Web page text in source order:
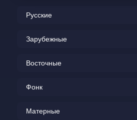
Холодными руками
Что расскажут в принципе.
Русские
Зарубежные
Восточные
Фонк
Матерные